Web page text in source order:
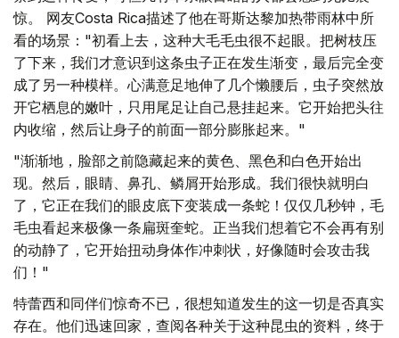
惊。 网友Costa Rica描述了他在哥斯达黎加热带雨林中所
看的场景："初看上去，这种大毛毛虫很不起眼。把树枝压
了下来，我们才意识到这条虫子正在发生渐变，最后完全变
成了另一种模样。心满意足地伸了几个懒腰后，虫子突然放
开它栖息的嫩叶，只用尾足让自己悬挂起来。它开始把头往
内收缩，然后让身子的前面一部分膨胀起来。"
"渐渐地，脸部之前隐藏起来的黄色、黑色和白色开始出
现。然后，眼睛、鼻孔、鳞屑开始形成。我们很快就明白
了，它正在我们的眼皮底下变装成一条蛇！仅仅几秒钟，毛
毛虫看起来极像一条扁斑奎蛇。正当我们想着它不会再有别
的动静了，它开始扭动身体作冲刺状，好像随时会攻击我
们！"
特蕾西和同伴们惊奇不已，很想知道发生的这一切是否真实
存在。他们迅速回家，查阅各种关于这种昆虫的资料，终于